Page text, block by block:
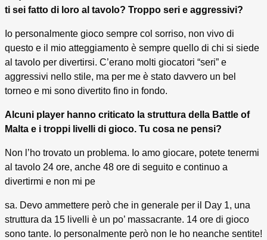
ti sei fatto di loro al tavolo? Troppo seri e aggressivi?
Io personalmente gioco sempre col sorriso, non vivo di
questo e il mio atteggiamento è sempre quello di chi si siede
al tavolo per divertirsi. C’erano molti giocatori “seri” e
aggressivi nello stile, ma per me è stato davvero un bel
torneo e mi sono divertito fino in fondo.
Alcuni player hanno criticato la struttura della Battle of
Malta e i troppi livelli di gioco. Tu cosa ne pensi?
Non l’ho trovato un problema. Io amo giocare, potete tenermi
al tavolo 24 ore, anche 48 ore di seguito e continuo a
divertirmi e non mi pe
sa. Devo ammettere però che in generale per il Day 1, una
struttura da 15 livelli è un po’ massacrante. 14 ore di gioco
sono tante. Io personalmente però non le ho neanche sentite!